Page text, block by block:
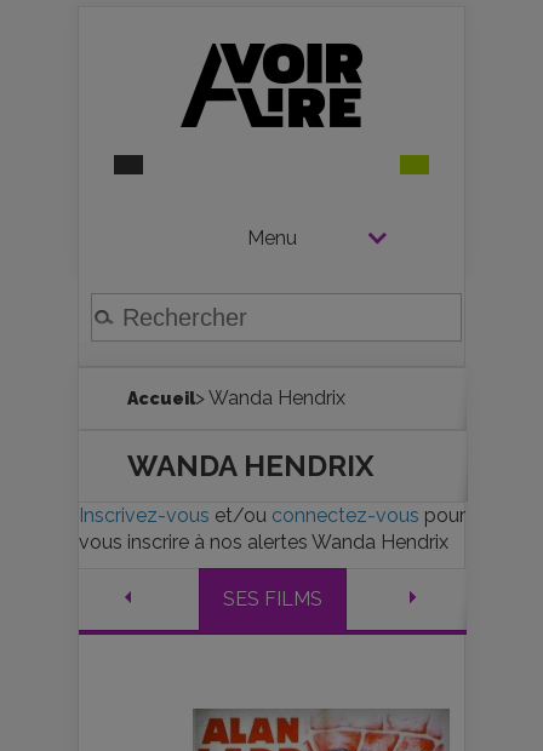
Menu
Accueil> Wanda Hendrix
WANDA HENDRIX
Inscrivez-vous et/ou connectez-vous pour
vous inscrire à nos alertes Wanda Hendrix
SES FILMS